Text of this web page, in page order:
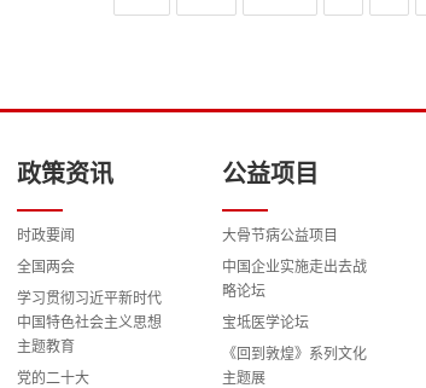
政策资讯
时政要闻
全国两会
学习贯彻习近平新时代
中国特色社会主义思想
主题教育
党的二十大
公益项目
大骨节病公益项目
中国企业实施走出去战
略论坛
宝坻医学论坛
《回到敦煌》系列文化
主题展